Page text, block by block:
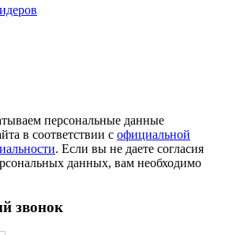
персональные данные
в соответствии с официальной
. Если вы не даете согласия
данных, вам необходимо
звонок